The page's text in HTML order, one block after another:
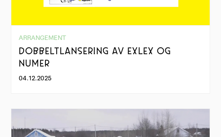
ARRANGEMENT
DOBBELTLANSERING AV EXLEX OG
NUMER
04.12.2025